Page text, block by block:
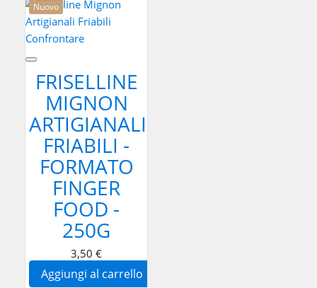
Nuovo
Confrontare
FRISELLINE
MIGNON
ARTIGIANALI
FRIABILI -
FORMATO
FINGER
FOOD -
250G
3,50 €
Aggiungi al carrello